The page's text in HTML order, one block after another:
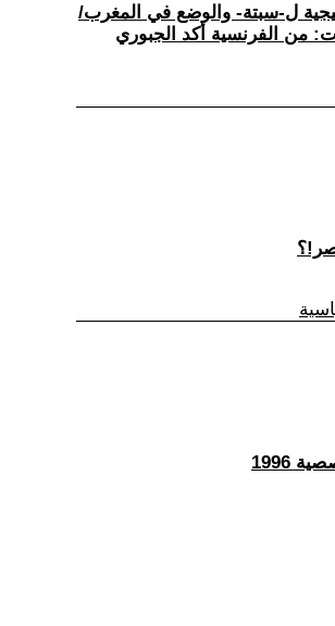
ل-سبتة- والوضع في المغرب/
ت: من الفرنسية أكد الجبوري